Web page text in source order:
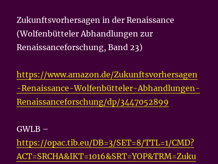
Zukunftsvorhersagen in der Renaissance
(Wolfenbütteler Abhandlungen zur
Renaissanceforschung, Band 23)
https://www.amazon.de/Zukunftsvorhersagen
-Renaissance-Wolfenbütteler-Abhandlungen-
Renaissanceforschung/dp/3447052899
GWLB –
https://opac.tib.eu/DB=3/SET=8/TTL=1/CMD?
ACT=SRCHA&IKT=1016&SRT=YOP&TRM=Zuku